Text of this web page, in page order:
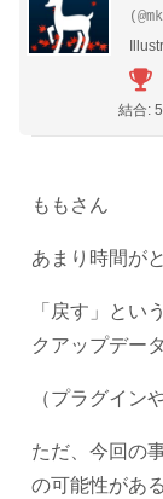
結合:
ももさん
あまり時間が
「戻す」とい
クアップデー
（プラグイン
ただ、今回の
の可能性があ